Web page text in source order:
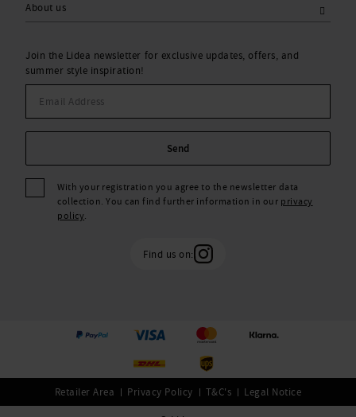
About us
Join the Lidea newsletter for exclusive updates, offers, and
summer style inspiration!
Send
With your registration you agree to the newsletter data
collection. You can find further information in our privacy
policy.
Find us on:
Retailer Area Privacy Policy T&C's Legal Notice